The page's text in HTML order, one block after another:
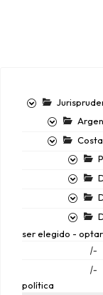
ser elegido -
|-
|-
política